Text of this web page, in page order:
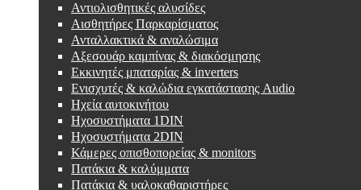
Αντιολισθητικές αλυσίδες
Αισθητήρες Παρκαρίσματος
Ανταλλακτικά & αναλώσιμα
Αξεσουάρ καμπίνας & διακόσμησης
Εκκινητές μπαταρίας & inverters
Ενισχυτές & καλώδια εγκατάστασης Audio
Ηχεία αυτοκινήτου
Ηχοσυστήματα 1DIN
Ηχοσυστήματα 2DIN
Κάμερες οπισθοπορείας & monitors
Πατάκια & καλύμματα
Πατάκια & υαλοκαθαριστήρες